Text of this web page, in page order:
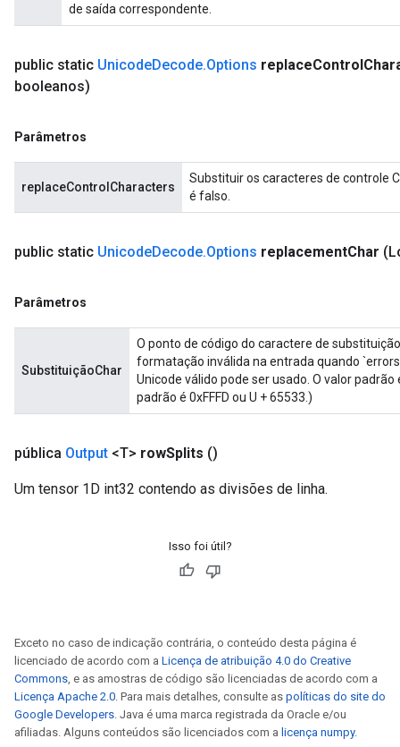
de saída correspondente.
public static UnicodeDecode.Options replaceControl
booleanos)
Parâmetros
replaceControlCharacters
Substituir os caracteres de controle
é falso.
public static UnicodeDecode.Options replacementChar
Parâmetros
SubstituiçãoChar
O ponto de código do caractere de
formatação inválida na entrada quando
Unicode válido pode ser usado. O valor
padrão é 0xFFFD ou U + 65533.)
pública Output <T> rowSplits ()
Um tensor 1D int32 contendo as divisões de linha.
Isso foi útil?
Exceto no caso de indicação contrária, o conteúdo desta página é
licenciado de acordo com a Licença de atribuição 4.0 do Creative
Commons, e as amostras de código são licenciadas de acordo com a
Licença Apache 2.0. Para mais detalhes, consulte as políticas do site do
Google Developers. Java é uma marca registrada da Oracle e/ou
afiliadas. Alguns conteúdos são licenciados com a licença numpy.